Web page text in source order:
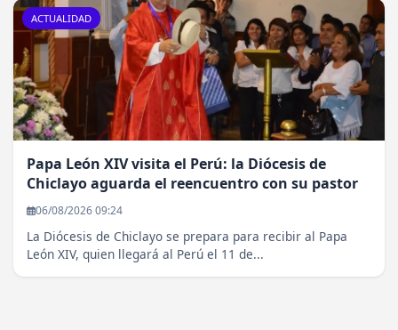
ACTUALIDAD
Papa León XIV visita el Perú: la Diócesis de
Chiclayo aguarda el reencuentro con su pastor
06/08/2026 09:24
La Diócesis de Chiclayo se prepara para recibir al Papa
León XIV, quien llegará al Perú el 11 de...